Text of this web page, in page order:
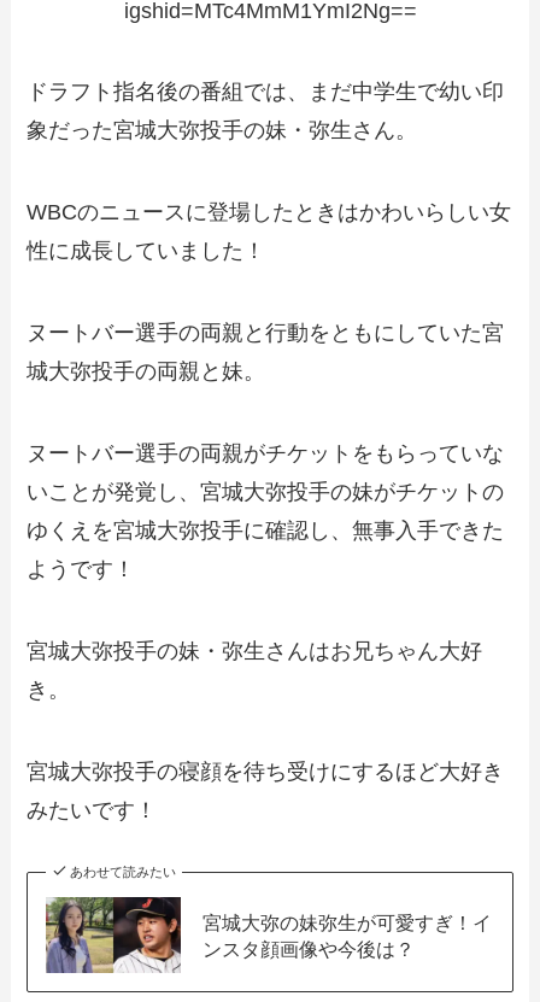
igshid=MTc4MmM1YmI2Ng==
ドラフト指名後の番組では、まだ中学生で幼い印
象だった宮城大弥投手の妹・弥生さん。
WBCのニュースに登場したときはかわいらしい女
性に成長していました！
ヌートバー選手の両親と行動をともにしていた宮
城大弥投手の両親と妹。
ヌートバー選手の両親がチケットをもらっていな
いことが発覚し、宮城大弥投手の妹がチケットの
ゆくえを宮城大弥投手に確認し、無事入手できた
ようです！
宮城大弥投手の妹・弥生さんはお兄ちゃん大好
き。
宮城大弥投手の寝顔を待ち受けにするほど大好き
みたいです！
あわせて読みたい
宮城大弥の妹弥生が可愛すぎ！イ
ンスタ顔画像や今後は？